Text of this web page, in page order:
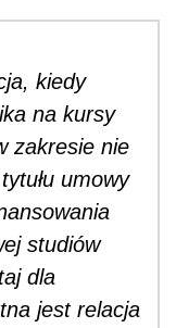
kiedy
na kursy
zakresie nie
umowy
studiów
dla
jest relacja